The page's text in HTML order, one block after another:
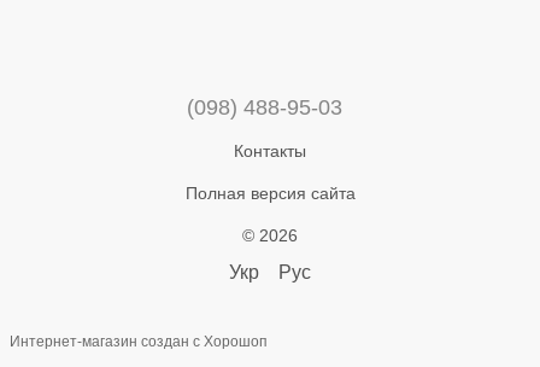
(098) 488-95-03
Контакты
Полная версия сайта
© 2026
Укр Рус
Интернет-магазин создан с Хорошоп